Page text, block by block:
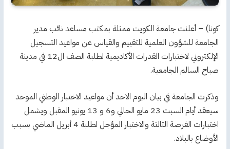
كونا) – أعلنت جامعة الكويت ممثلة بمكتب مساعد نائب مدير
الجامعة للشؤون العلمية للتقييم والقياس عن مواعيد التسجيل
الإلكتروني لاختبارات القدرات الأكاديمية لطلبة الصف ال12 في مدينة
صباح السالم الجامعية.
وذكرت الجامعة في بيان اليوم الاحد أن مواعيد الاختبار الوطني الموحد
سيعقد أيام السبت 23 مايو الحالي و6 و 13 يونيو المقبل ويشمل
اختبارات الفرصة الثالثة والاختبار المؤجل لطلبة 4 أبريل الماضي بسبب
الأوضاع بالبلاد.